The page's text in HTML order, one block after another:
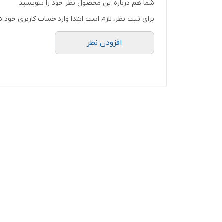
شما هم درباره این محصول نظر خود را بنویسید.
برای ثبت نظر، لازم است ابتدا وارد حساب کاربری خود
افزودن نظر